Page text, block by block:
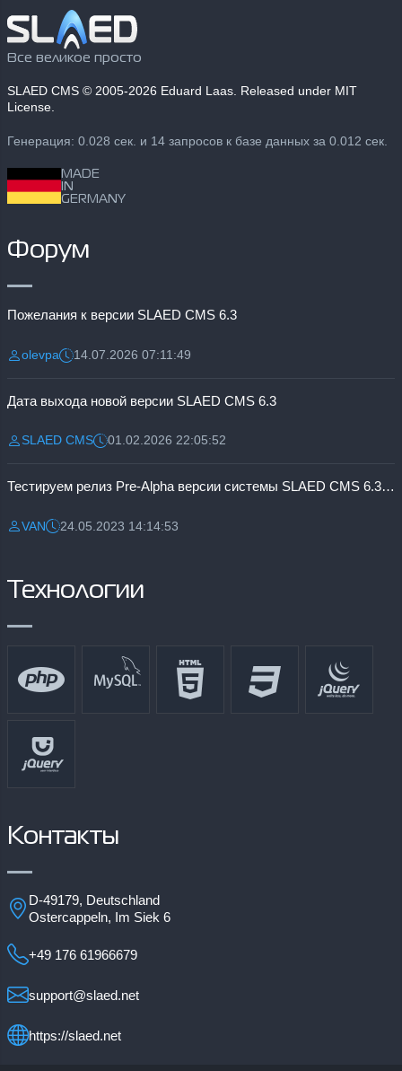
Все великое просто
SLAED CMS © 2005-2026 Eduard Laas. Released under MIT
License.
Генерация: 0.028 сек. и 14 запросов к базе данных за 0.012 сек.
MADE
IN
GERMANY
Форум
Пожелания к версии SLAED CMS 6.3
Разместил:
olevpaДата:14.07.2026 07:11:49
Дата выхода новой версии SLAED CMS 6.3
Разместил:
SLAED CMSДата:01.02.2026 22:05:52
Тестируем релиз Pre-Alpha версии системы SLAED CMS 6.3 Pro
Разместил:
VANДата:24.05.2023 14:14:53
Технологии
Контакты
D-49179, Deutschland
Ostercappeln, Im Siek 6
+49 176 61966679
support@slaed.net
https://slaed.net